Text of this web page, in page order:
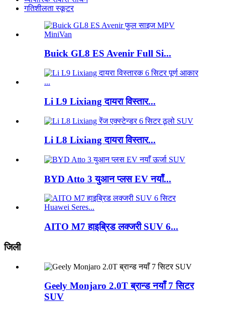
गतिशीलता स्कूटर
Buick GL8 ES Avenir Full Si...
Li L9 Lixiang दायरा विस्तार...
Li L8 Lixiang दायरा विस्तार...
BYD Atto 3 युआन प्लस EV नयाँ...
AITO M7 हाइब्रिड लक्जरी SUV 6...
जिली
Geely Monjaro 2.0T ब्रान्ड नयाँ 7 सिटर
SUV